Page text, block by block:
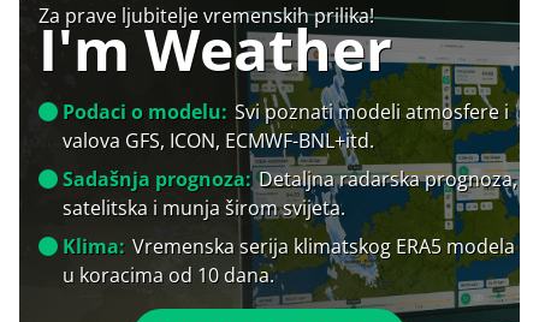
Za prave ljubitelje vremenskih prilika!
I'm Weather
Podaci o modelu: Svi poznati modeli atmosfere i
valova GFS, ICON, ECMWF-BNL+itd.
Sadašnja prognoza: Detaljna radarska prognoza,
satelitska i munja širom svijeta.
Klima: Vremenska serija klimatskog ERA5 modela
u koracima od 10 dana.